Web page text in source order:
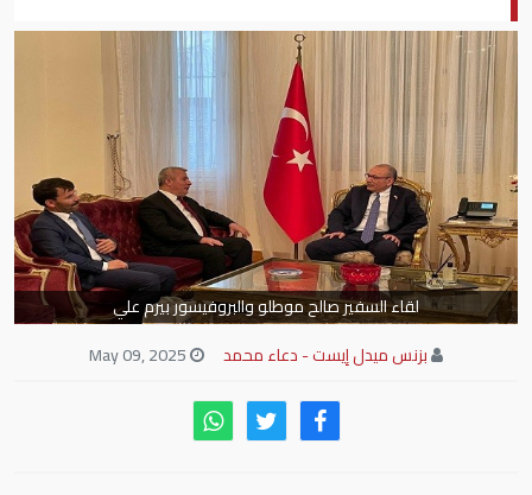
لقاء السفير صالح موطلو والبروفيسور بيرم علي
بزنس ميدل إيست - دعاء محمد